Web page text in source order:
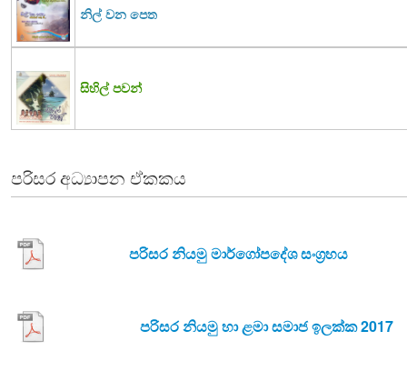
නිල් වන පෙත
සිහිල් පවන්
පරිසර අධ්‍යාපන ඒකකය
පරිසර නියමු මාර්ගෝපදේශ සංග්‍රහය
පරිසර නියමු හා ළමා සමාජ ඉලක්ක 2017